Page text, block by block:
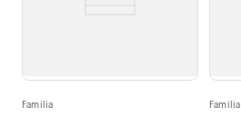
Familia Familia